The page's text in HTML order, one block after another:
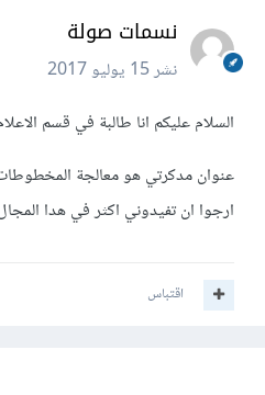
نسمات صولة
نشر15 يوليو 2017
السلام عليكم انا طالبة في قسم
عنوان مدكرتي هو معالجة المخطوطات
ارجوا ان تفيدوني اكثر في هدا
اقتباس